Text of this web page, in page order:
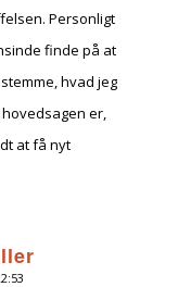
Personligt
finde på at
hvad jeg
er,
at få nyt